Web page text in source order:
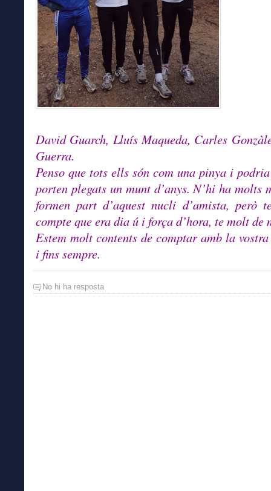
David Guarch, Lluís Maqueda, Carles
Guerra.
Penso que tots ells són com una pinya i
porten plegats un munt d’anys. N’hi ha molts
formen part d’aquest nucli d’amista, però
compte que era dia ú i força d’hora, te molt de
Estem molt contents de comptar amb la
i fins sempre.
No hi ha resposta